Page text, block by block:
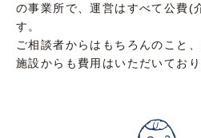
の事業所で、運営はすべて公費(
す。
ご相談者からはもちろんのこと
施設からも費用はいただいており